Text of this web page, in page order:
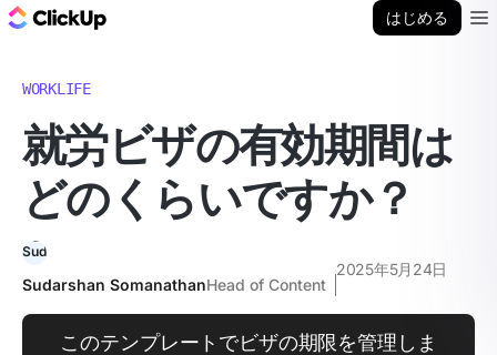
はじめる
WORKLIFE
就労ビザの有効期間は
どのくらいですか？
Sudarshan SomanathanHead of Content
2025年5月24日
このテンプレートでビザの期限を管理しま